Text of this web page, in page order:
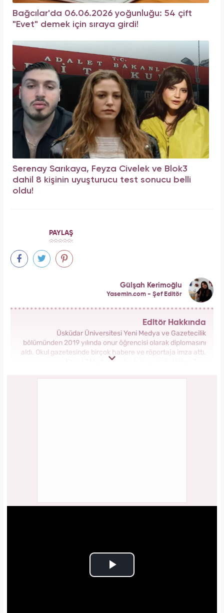
Bağcılar'da 06.06.2026 yoğunluğu: 54 çift
"Evet" demek için sıraya girdi!
Serenay Sarıkaya, Feyza Civelek ve Blok3
dahil 8 kişinin uyuşturucu test sonucu belli
oldu!
PAYLAŞ
Gülşah Kerimoğlu
Yasemin.com - Şef Editör
Editör Hakkında
Üsküdar Üniversitesi Yeni Medya ve Gazetecilik
bölümünden 2019 yılında onur öğrencisi olarak diplomasını
aldı. Okul gazetesinde birçok habere ve röportaja imza attı.
Kanal 7 Medya Grubu bünyesinde Haber 7 ve
stajyerlik yaptı. Yasemin.com’da mesleğe ilk adımını attı.